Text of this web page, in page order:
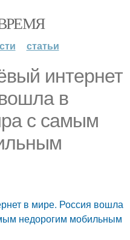
статьи
интернет
в
с самым
в мире. Россия вошла
недорогим мобильным